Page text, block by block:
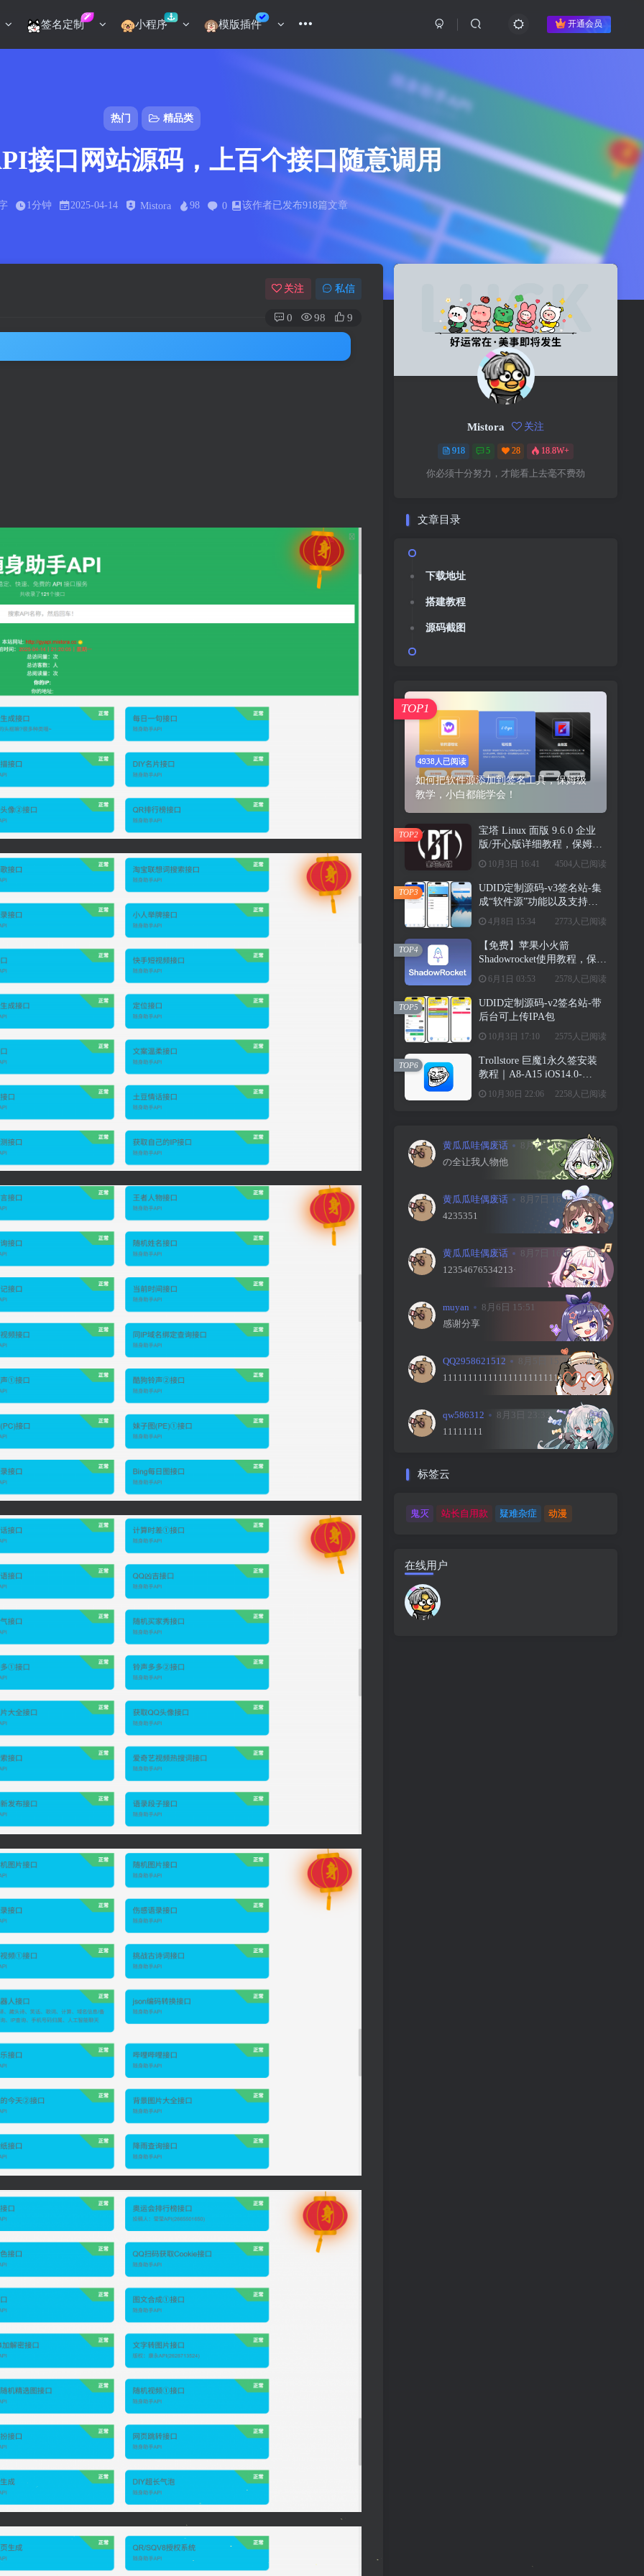
热门 精品类
接口网站源码，上百个接口随意调用
1分钟 2025-04-14 Mistora 98 0 该作者已发布918篇文章
签名定制 小程序 模版插件 开通会员
关注 私信
0 98 9
Mistora 关注
918 5 28 18.8W+
你必须十分努力，才能看上去毫不费劲
文章目录
下载地址
搭建教程
源码截图
4938人已阅读
如何把软件源添加到签名工具，保姆级
教学，小白都能学会！
TOP1
宝塔 Linux 面版 9.6.0 企业
版/开心版详细教程，保姆级
10月3日 16:41 4504人已阅读
TOP2
UDID定制源码-v3签名站-集
成“软件源”功能以及支持上
4月8日 15:34 2773人已阅读
TOP3
【免费】苹果小火箭
Shadowrocket使用教程，保姆
级教学请勿用于违法行为！
6月1日 03:53 2578人已阅读
TOP4
UDID定制源码-v2签名站-带
后台可上传IPA包
10月3日 17:10 2575人已阅读
TOP5
Trollstore 巨魔1永久签安装
教程｜A8-A15 iOS14.0-
15.4.1
10月30日 22:06 2258人已阅读
TOP6
黄瓜瓜哇偶废话 8月7日 16:14
0
の全让我人物他
黄瓜瓜哇偶废话 8月7日 16:12
0
4235351
黄瓜瓜哇偶废话 8月7日 16:11
0
12354676534213·
muyan 8月6日 15:51
0
感谢分享
QQ2958621512 8月5日 15:23
0
111111111111111111111111
qw586312 8月3日 23:33
0
11111111
标签云
鬼灭 站长自用款 疑难杂症 动漫
在线用户